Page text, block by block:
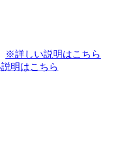
※詳しい説明はこちら
明はこちら